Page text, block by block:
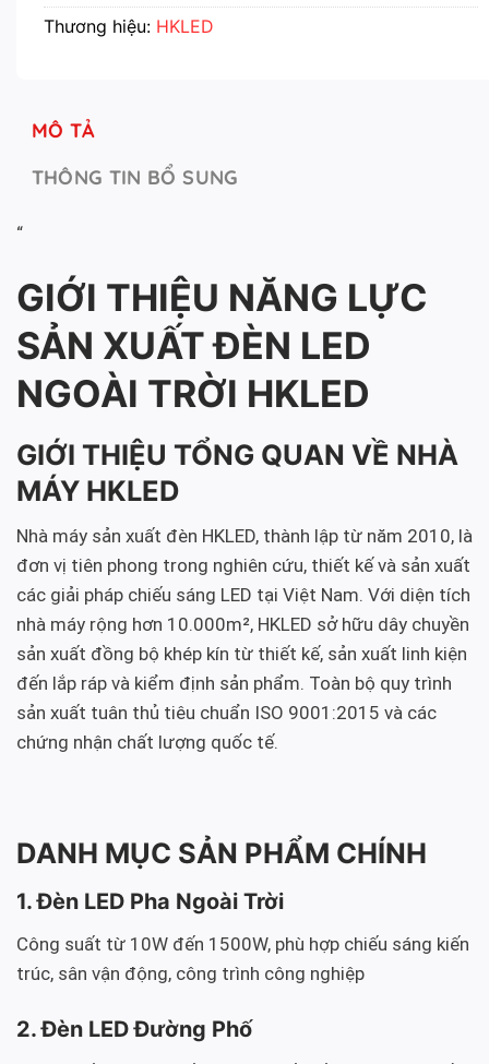
Thương hiệu: HKLED
MÔ TẢ
THÔNG TIN BỔ SUNG
“
GIỚI THIỆU NĂNG LỰC
SẢN XUẤT ĐÈN LED
NGOÀI TRỜI HKLED
GIỚI THIỆU TỔNG QUAN VỀ NHÀ
MÁY HKLED
Nhà máy sản xuất đèn HKLED, thành lập từ năm 2010, là
đơn vị tiên phong trong nghiên cứu, thiết kế và sản xuất
các giải pháp chiếu sáng LED tại Việt Nam. Với diện tích
nhà máy rộng hơn 10.000m², HKLED sở hữu dây chuyền
sản xuất đồng bộ khép kín từ thiết kế, sản xuất linh kiện
đến lắp ráp và kiểm định sản phẩm. Toàn bộ quy trình
sản xuất tuân thủ tiêu chuẩn ISO 9001:2015 và các
chứng nhận chất lượng quốc tế.
DANH MỤC SẢN PHẨM CHÍNH
1. Đèn LED Pha Ngoài Trời
Công suất từ 10W đến 1500W, phù hợp chiếu sáng kiến
trúc, sân vận động, công trình công nghiệp
2. Đèn LED Đường Phố